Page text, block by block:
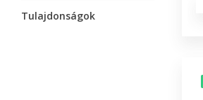
Tulajdonságok